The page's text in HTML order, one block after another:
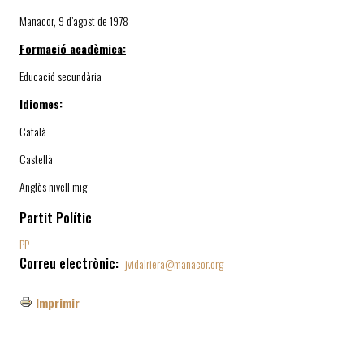
Manacor, 9 d’agost de 1978
Formació acadèmica:
Educació secundària
Idiomes:
Català
Castellà
Anglès nivell mig
Partit Polític
PP
Correu electrònic jvidalriera@manacor.org
Imprimir